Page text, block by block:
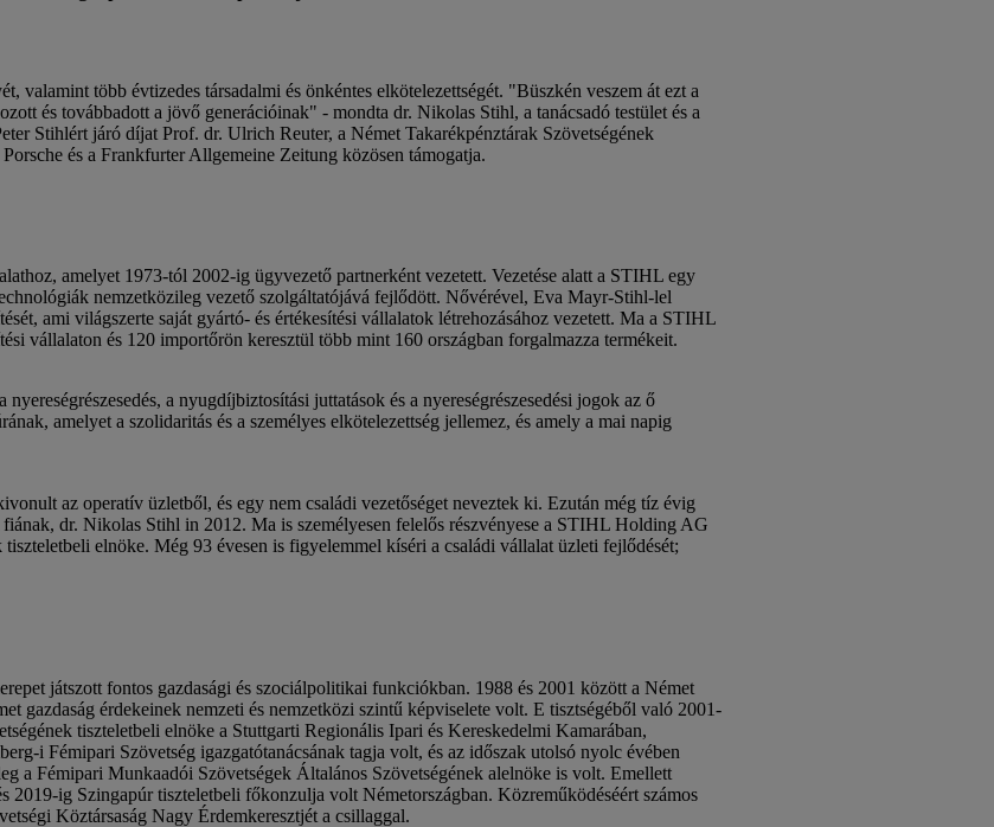
több évtizedes társadalmi és önkéntes elkötelezettségét. "Büszkén veszem át ezt a
és továbbadott a jövő generációinak" - mondta dr. Nikolas Stihl, a tanácsadó testület és a
Stihlért járó díjat Prof. dr. Ulrich Reuter, a Német Takarékpénztárak Szövetségének
és a Frankfurter Allgemeine Zeitung közösen támogatja.
amelyet 1973-tól 2002-ig ügyvezető partnerként vezetett. Vezetése alatt a STIHL egy
nemzetközileg vezető szolgáltatójává fejlődött. Nővérével, Eva Mayr-Stihl-lel
ami világszerte saját gyártó- és értékesítési vállalatok létrehozásához vezetett. Ma a STIHL
vállalaton és 120 importőrön keresztül több mint 160 országban forgalmazza termékeit.
a nyugdíjbiztosítási juttatások és a nyereségrészesedési jogok az ő
amelyet a szolidaritás és a személyes elkötelezettség jellemez, és amely a mai napig
az operatív üzletből, és egy nem családi vezetőséget neveztek ki. Ezután még tíz évig
dr. Nikolas Stihl in 2012. Ma is személyesen felelős részvényese a STIHL Holding AG
elnöke. Még 93 évesen is figyelemmel kíséri a családi vállalat üzleti fejlődését;
játszott fontos gazdasági és szociálpolitikai funkciókban. 1988 és 2001 között a Német
gazdaság érdekeinek nemzeti és nemzetközi szintű képviselete volt. E tisztségéből való 2001-
tiszteletbeli elnöke a Stuttgarti Regionális Ipari és Kereskedelmi Kamarában,
i Fémipari Szövetség igazgatótanácsának tagja volt, és az időszak utolsó nyolc évében
a Fémipari Munkaadói Szövetségek Általános Szövetségének alelnöke is volt. Emellett
2019-ig Szingapúr tiszteletbeli főkonzulja volt Németországban. Közreműködéséért számos
Köztársaság Nagy Érdemkeresztjét a csillaggal.